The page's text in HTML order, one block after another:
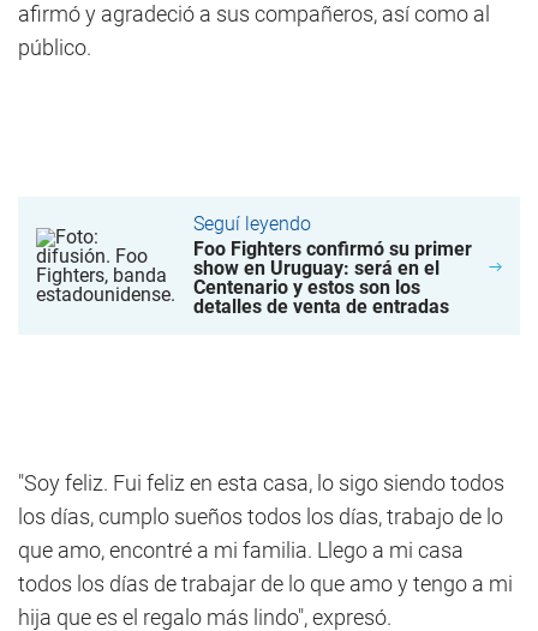
afirmó y agradeció a sus compañeros, así como al
público.
Seguí leyendo
Foo Fighters confirmó su primer
show en Uruguay: será en el
Centenario y estos son los
detalles de venta de entradas
"Soy feliz. Fui feliz en esta casa, lo sigo siendo todos
los días, cumplo sueños todos los días, trabajo de lo
que amo, encontré a mi familia. Llego a mi casa
todos los días de trabajar de lo que amo y tengo a mi
hija que es el regalo más lindo", expresó.